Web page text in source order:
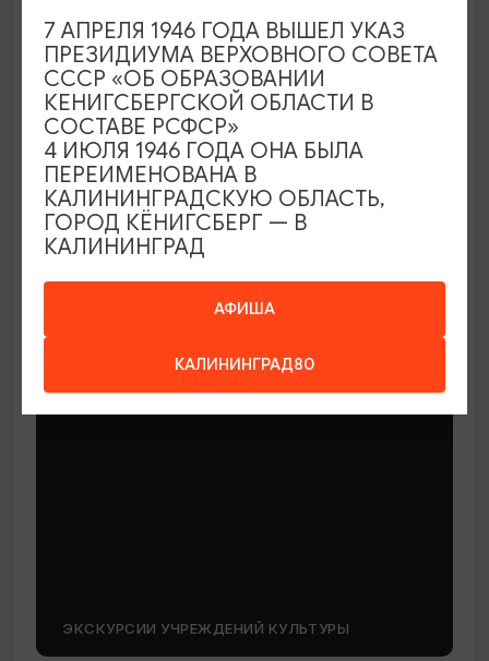
МАСТЕР-КЛАССЫ
Мастер-классы по керамике Елены
Бодяковой
Калининград, ул. Баранова, 45
ЭКСКУРСИИ УЧРЕЖДЕНИЙ КУЛЬТУРЫ
АФИША
КАЛИНИНГРАД80
7 АПРЕЛЯ 1946 ГОДА ВЫШЕЛ УКАЗ
ПРЕЗИДИУМА ВЕРХОВНОГО СОВЕТА
СССР «ОБ ОБРАЗОВАНИИ
КЕНИГСБЕРГСКОЙ ОБЛАСТИ В
СОСТАВЕ РСФСР»
4 ИЮЛЯ 1946 ГОДА ОНА БЫЛА
ПЕРЕИМЕНОВАНА В
КАЛИНИНГРАДСКУЮ ОБЛАСТЬ,
ГОРОД КЁНИГСБЕРГ — В
КАЛИНИНГРАД